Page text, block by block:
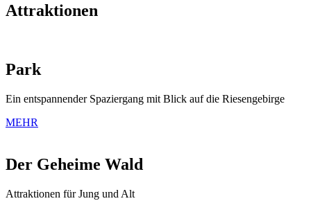
Attraktionen
Park
Ein entspannender Spaziergang mit Blick auf die Riesengebirge
MEHR
Der Geheime Wald
Attraktionen für Jung und Alt